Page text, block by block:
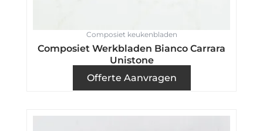
Composiet keukenbladen
Composiet Werkbladen Bianco Carrara
Unistone
Offerte Aanvragen